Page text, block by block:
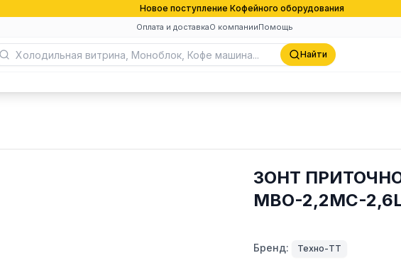
Новое поступление Кофейного оборудования
Оплата и доставкаО компанииПомощь
Найти
ЗОНТ
МВО-2,2МС-
Бренд: Техно-ТТ